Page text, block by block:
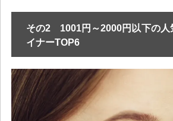
その2 1001円～2000円以下の人
イナーTOP6